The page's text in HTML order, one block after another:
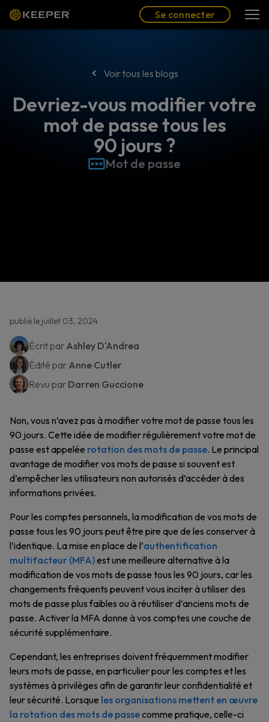
(FR)
Se connecter
Voir tous les blogs
Devriez-vous modifier votre
mot de passe tous les
90 jours ?
Mot de passe
publié le juillet 03, 2024
Écrit par Ashley D'Andrea
Édité par Anne Cutler
Revu par Darren Guccione
Non, vous n’avez pas à modifier votre mot de passe tous les
90 jours. Cette idée de modifier régulièrement votre mot de
passe est appelée rotation des mots de passe. Le principal
avantage de modifier vos mots de passe si souvent est
d’empêcher les utilisateurs non autorisés d’accéder à des
informations privées.
Pour les comptes personnels, la modification de vos mots de
passe tous les 90 jours peut être pire que de les conserver à
l’identique. La mise en place de l’authentification
multifacteur (MFA)est une meilleure alternative à la
modification de vos mots de passe tous les 90 jours, car les
changements fréquents peuvent vous inciter à utiliser des
mots de passe plus faibles ou à réutiliser d’anciens mots de
passe. Activer la MFA donne à vos comptes une couche de
sécurité supplémentaire.
Cependant, les entreprises doivent fréquemment modifier
leurs mots de passe, en particulier pour les comptes et les
systèmes à privilèges afin de garantir leur confidentialité et
leur sécurité. Lorsque les organisations mettent en œuvre
la rotation des mots de passecomme pratique, celle-ci